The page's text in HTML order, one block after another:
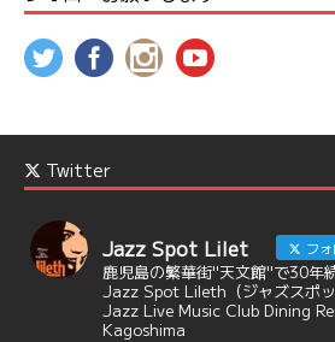
Twitter
Jazz Spot Lilet フ
鹿児島の繁華街"天文館"で30年
Jazz Spot Lileth（ジャズスポ
Jazz Live Music Club Dining
Kagoshima